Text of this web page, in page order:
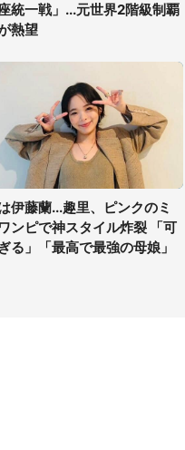
統一戦」...元世界2階級制覇
熱望
伊藤蘭...趣里、ピンクのミ
ンピで神スタイル炸裂 「可
る」「最高で最強の母娘」